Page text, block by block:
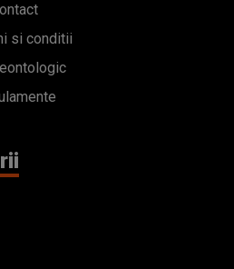
si conditii